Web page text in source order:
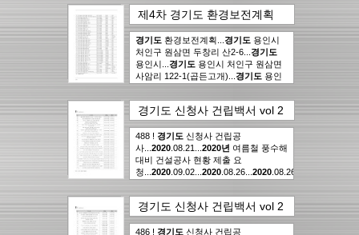
제4차 경기도 환경보전계획
(2018~2027) 현황편
의
204page에서.. 101건
경기도 환경보전계획... 경기도 용인시
처인구 원삼면 두창리 산2-6... 경기도
용인시... 경기도 용인시 처인구 원삼면
사암리 122-1(곱든고개)... 경기도 용인
도의왕시...경기도의정부시 자일동 산
56-15...경기도의정부시...경기도의정
부시 신곡동 산 25-23...경기도의정부
시... 경기도의정부시 의정부동 산 4-7...
경기도의정부시...경기도 파주시 파주
읍 봉서리 산42-2...경기도파주시...
기도파주시 광탄면 신산리 35-14... 경
25-1...경기도파주시...경기도파주시
아동동 산54-9...경기도파주시...경기도
파주시 적성면 답곡리 산15-3...
파주시...경기도평택시 장안동 산 1-1...
경기도 신청사 건립백서 vol 2
건설지의491page에서.. 77
건
488 ! 경기도 신청사 건립공
사... 2020 .08.21... 2020년 여름철 풍수해
대비 건설공사 현황 제출 요
청... 2020 .09.02... 2020 .08.26... 2020 .08.26...
공사범위 검토 요청
에...2020 .09.09...2020 .09.14...2020 .09.23... 2020 .09.24...
년추석연휴 대비 안전방재계획 수립요
청... 2020.09.28...경기도신청사 건립공
경기도 신청사 건립백서 vol 2
건설지의
486 ! 경기도 신청사 건립공